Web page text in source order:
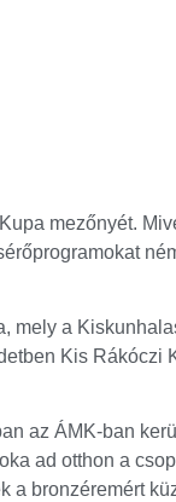
mezőnyét.
mely a
Kis Rákóczi
az ÁMK-ban
ad otthon a
a bronzéremért